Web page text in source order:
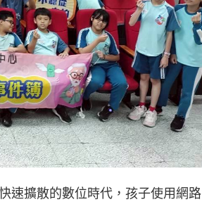
速擴散的數位時代，孩子使用網